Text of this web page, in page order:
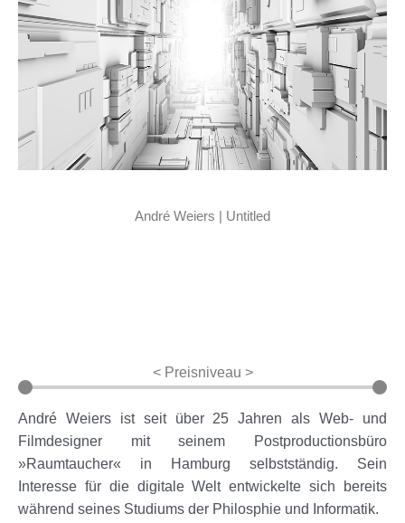
André Weiers | Untitled
< Preisniveau >
André Weiers ist seit über 25 Jahren als Web- und
Filmdesigner mit seinem Postproductionsbüro
»Raumtaucher« in Hamburg selbstständig. Sein
Interesse für die digitale Welt entwickelte sich bereits
während seines Studiums der Philosphie und Informatik.